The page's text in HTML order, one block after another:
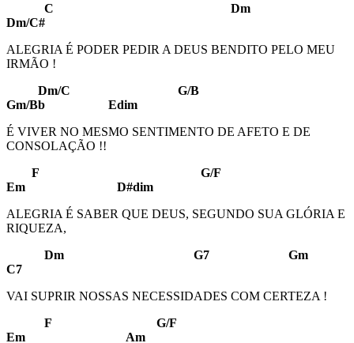
C Dm
Dm/C#
ALEGRIA É PODER PEDIR A DEUS BENDITO PELO MEU
IRMÃO !
Dm/C G/B
Gm/Bb Edim
É VIVER NO MESMO SENTIMENTO DE AFETO E DE
CONSOLAÇÃO !!
F G/F
Em D#dim
ALEGRIA É SABER QUE DEUS, SEGUNDO SUA GLÓRIA E
RIQUEZA,
Dm G7 Gm
C7
VAI SUPRIR NOSSAS NECESSIDADES COM CERTEZA !
F G/F
Em Am